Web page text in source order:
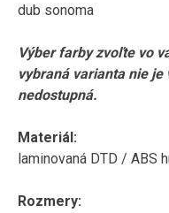
dub sonoma
Výber farby zvoľte vo
vybraná varianta nie je
nedostupná.
Materiál:
laminovaná DTD / ABS
Rozmery: